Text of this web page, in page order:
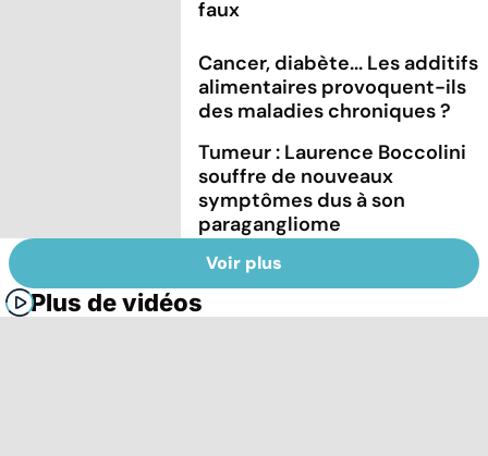
faux
Cancer, diabète... Les additifs
alimentaires provoquent-ils
des maladies chroniques ?
Tumeur : Laurence Boccolini
souffre de nouveaux
symptômes dus à son
paragangliome
Voir plus
Plus de vidéos